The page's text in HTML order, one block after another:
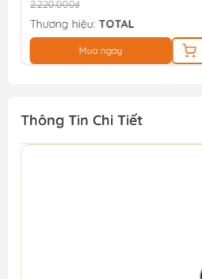
2.220.000₫
Thương hiệu: TOTAL
Mua ngay
Thông Tin Chi Tiết